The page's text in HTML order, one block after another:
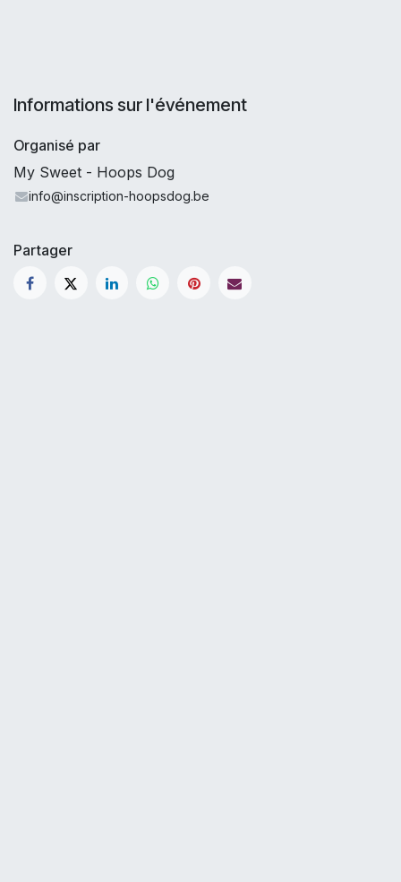
Informations sur l'événement
Organisé par
My Sweet - Hoops Dog
info@inscription-hoopsdog.be
Partager